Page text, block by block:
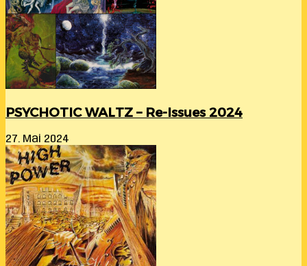
PSYCHOTIC WALTZ – Re-Issues 2024
27. Mai 2024